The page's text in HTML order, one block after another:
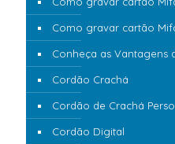
Como gravar cartão
Conheça as Vantagens
Cordão Crachá
Cordão de Crachá
Cordão Digital